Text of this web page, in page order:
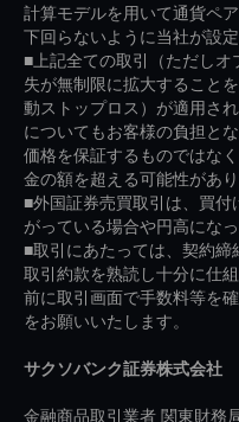
計算モデルを用いて通貨ペ
下回らないように当社が設定
■上記全ての取引（ただし
失が無制限に拡大すること
動ストップロス）が適用さ
についてもお客様の負担と
価格を保証するものではな
金の額を超える可能性があり
■外国証券売買取引は、買
がっている場合や円高にな
■取引にあたっては、契約
取引約款を熟読し十分に仕
前に取引画面で手数料等を
をお願いいたします。
サクソバンク証券株式会社
金融商品取引業者 関東財務